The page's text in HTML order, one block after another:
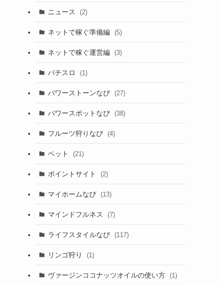
ニュース (2)
ネットで稼ぐ準備編 (5)
ネットで稼ぐ運営編 (3)
パチスロ (1)
パワーストーンなび (27)
パワースポットなび (38)
フルーツ狩りなび (4)
ペット (21)
ポイントサイト (2)
マイホームなび (13)
マインドフルネス (7)
ライフスタイルなび (117)
リンゴ狩り (1)
ヴァージンココナッツオイルの使い方 (1)